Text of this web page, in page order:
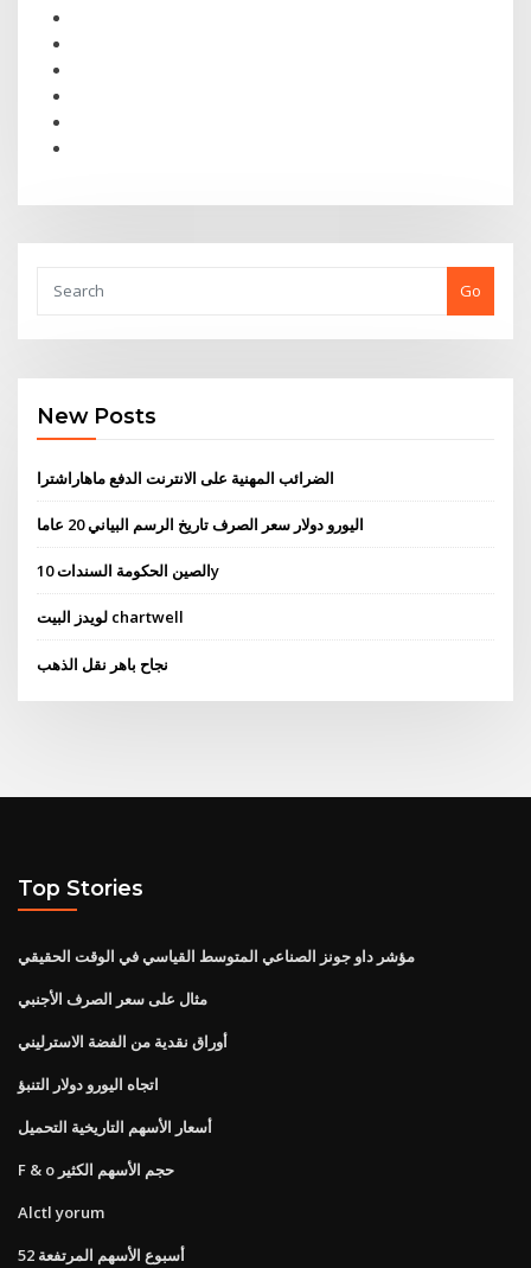
Go
New Posts
الضرائب المهنية على الانترنت الدفع ماهاراشترا
اليورو دولار سعر الصرف تاريخ الرسم البياني 20 عاما
الصين الحكومة السندات 10y
لويدز البيت chartwell
نجاح باهر نقل الذهب
Top Stories
مؤشر داو جونز الصناعي المتوسط ​​القياسي في الوقت الحقيقي
مثال على سعر الصرف الأجنبي
أوراق نقدية من الفضة الاسترليني
اتجاه اليورو دولار التنبؤ
أسعار الأسهم التاريخية التحميل
F & o حجم الأسهم الكثير
Alctl yorum
52 أسبوع الأسهم المرتفعة